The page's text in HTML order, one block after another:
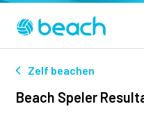
Zelf beachen
Beach Speler